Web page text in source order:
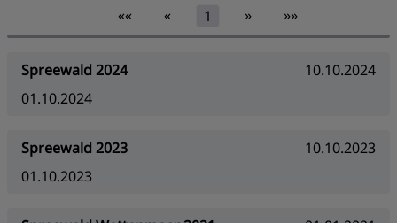
«« « 1 » »»
Spreewald 2024
10.10.2024
01.10.2024
Spreewald 2023
10.10.2023
01.10.2023